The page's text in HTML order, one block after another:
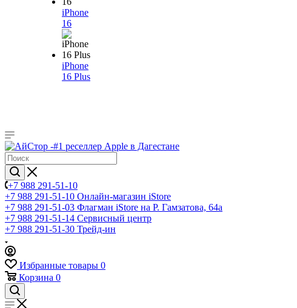
iPhone
16
iPhone
16 Plus
+7 988 291-51-10
+7 988 291-51-10 Онлайн-магазин iStore
+7 988 291-51-03 Флагман iStore на Р. Гамзатова, 64а
+7 988 291-51-14 Сервисный центр
+7 988 291-51-30 Трейд-ин
Избранные товары 0
Корзина 0